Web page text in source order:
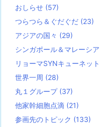
おしらせ (57)
つらつら＆ぐだぐだ (23)
アジアの国々 (29)
シンガポール＆マレーシア
リョーマSYNキューネット
世界一周 (28)
丸１グループ (37)
他家幹細胞点滴 (21)
参画先のトピック (133)